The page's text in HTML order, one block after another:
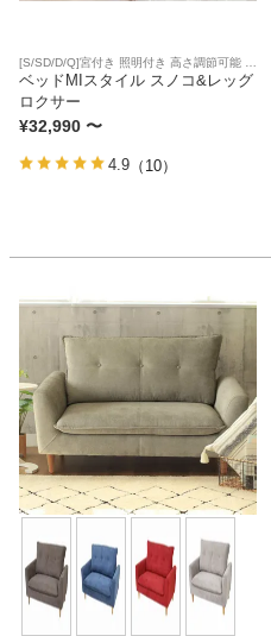
[S/SD/D/Q]宮付き 照明付き 高さ調節可能 す
のこ床板 コイルマットレス対応
ベッドMIスタイル スノコ&レッグ
ロクサー
¥32,990 〜
4.9 （10）